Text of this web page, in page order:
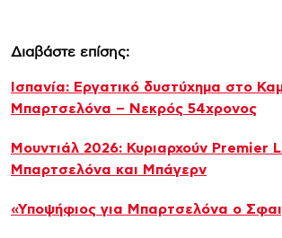
Διαβάστε επίσης:
Ισπανία: Εργατικό δυστύχημα στο
Μπαρτσελόνα – Νεκρός 54χρονος
Μουντιάλ 2026: Κυριαρχούν Premier
Μπαρτσελόνα και Μπάγερν
«Υποψήφιος για Μπαρτσελόνα ο